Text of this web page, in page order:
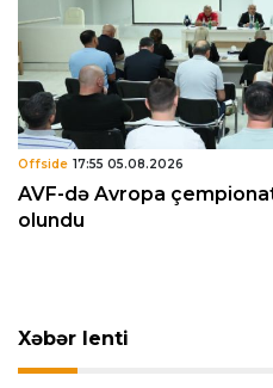
Offside 17:55 05.08.2026
AVF-də Avropa
olundu
Xəbər lenti